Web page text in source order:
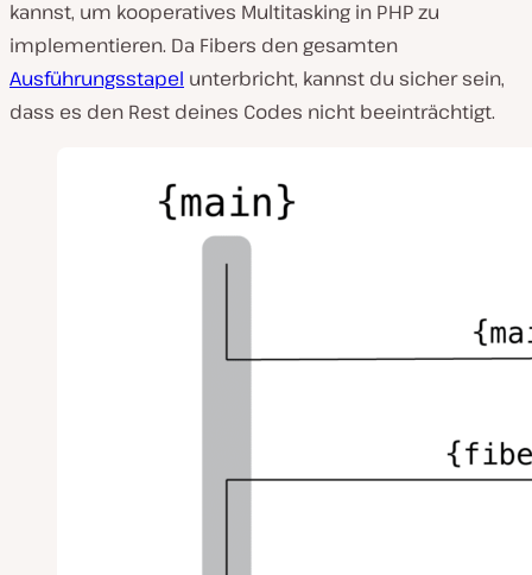
kannst, um kooperatives Multitasking in PHP zu
implementieren. Da Fibers den gesamten
Ausführungsstapel unterbricht, kannst du sicher sein,
dass es den Rest deines Codes nicht beeinträchtigt.